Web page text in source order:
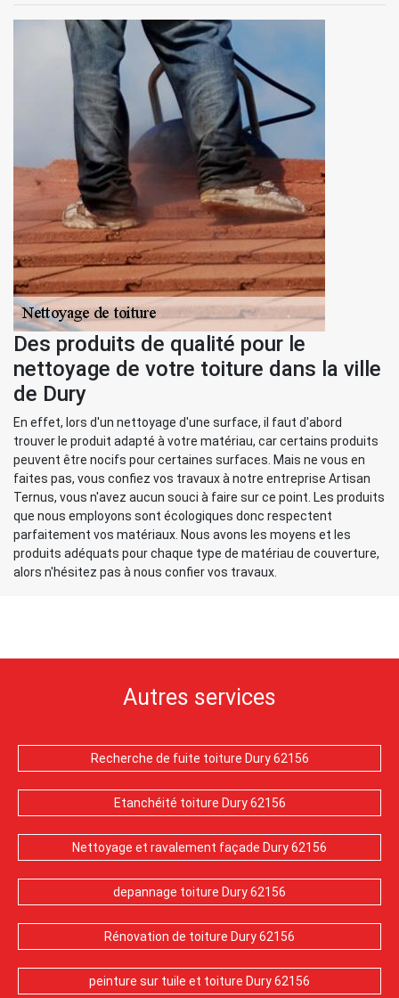
Des produits de qualité pour le
nettoyage de votre toiture dans la ville
de Dury
En effet, lors d'un nettoyage d'une surface, il faut d'abord
trouver le produit adapté à votre matériau, car certains produits
peuvent être nocifs pour certaines surfaces. Mais ne vous en
faites pas, vous confiez vos travaux à notre entreprise Artisan
Ternus, vous n'avez aucun souci à faire sur ce point. Les produits
que nous employons sont écologiques donc respectent
parfaitement vos matériaux. Nous avons les moyens et les
produits adéquats pour chaque type de matériau de couverture,
alors n'hésitez pas à nous confier vos travaux.
Autres services
Recherche de fuite toiture Dury 62156
Etanchéité toiture Dury 62156
Nettoyage et ravalement façade Dury 62156
depannage toiture Dury 62156
Rénovation de toiture Dury 62156
peinture sur tuile et toiture Dury 62156